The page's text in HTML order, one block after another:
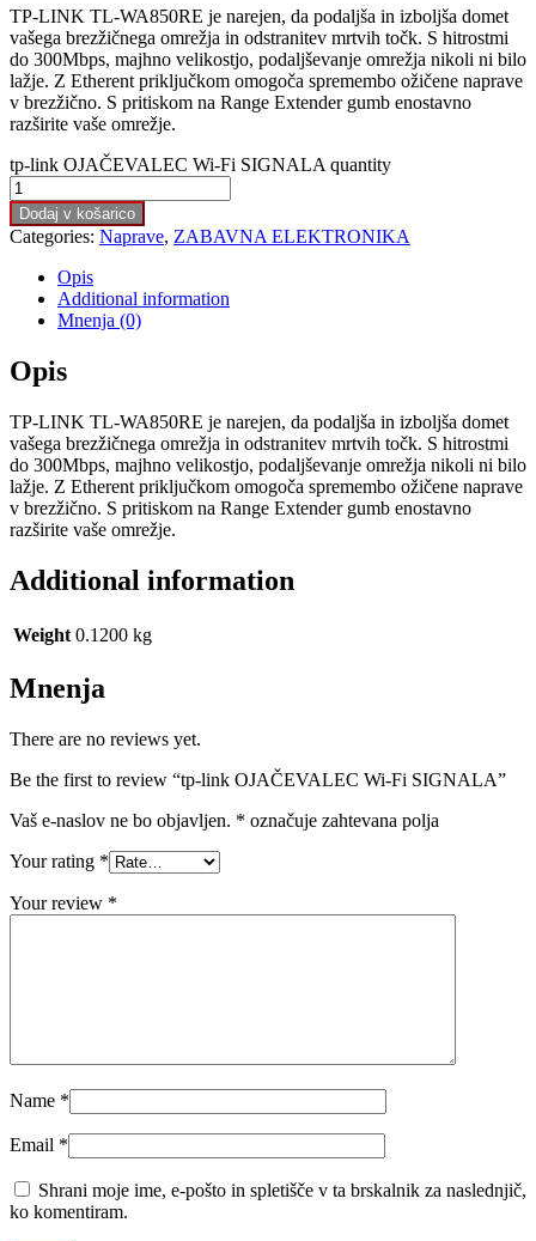
TP-LINK TL-WA850RE je narejen, da podaljša in izboljša domet
vašega brezžičnega omrežja in odstranitev mrtvih točk. S hitrostmi
do 300Mbps, majhno velikostjo, podaljševanje omrežja nikoli ni bilo
lažje. Z Etherent priključkom omogoča spremembo ožičene naprave
v brezžično. S pritiskom na Range Extender gumb enostavno
razširite vaše omrežje.
tp-link OJAČEVALEC Wi-Fi SIGNALA quantity
Dodaj v košarico
Categories: Naprave, ZABAVNA ELEKTRONIKA
Opis
Additional information
Mnenja (0)
Opis
TP-LINK TL-WA850RE je narejen, da podaljša in izboljša domet
vašega brezžičnega omrežja in odstranitev mrtvih točk. S hitrostmi
do 300Mbps, majhno velikostjo, podaljševanje omrežja nikoli ni bilo
lažje. Z Etherent priključkom omogoča spremembo ožičene naprave
v brezžično. S pritiskom na Range Extender gumb enostavno
razširite vaše omrežje.
Additional information
Weight 0.1200 kg
Mnenja
There are no reviews yet.
Be the first to review “tp-link OJAČEVALEC Wi-Fi SIGNALA”
Vaš e-naslov ne bo objavljen. * označuje zahtevana polja
Your rating *
Your review *
Name *
Email *
Shrani moje ime, e-pošto in spletišče v ta brskalnik za naslednjič,
ko komentiram.